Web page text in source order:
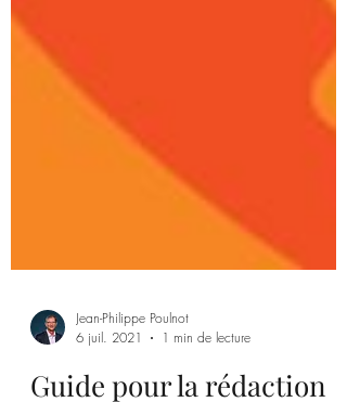
Jean-Philippe Poulnot
6 juil. 2021
1 min de lecture